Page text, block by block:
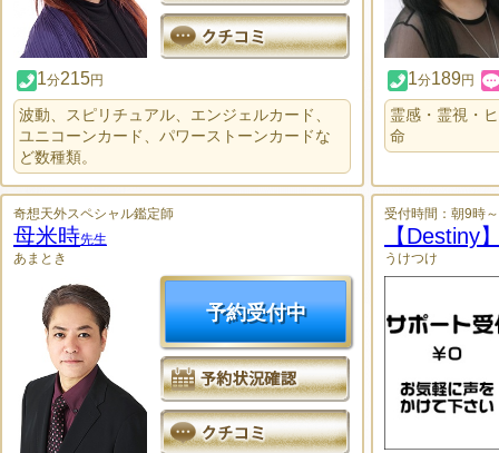
1分215円
波動、スピリチュアル、エンジェルカード、
ユニコーンカード、パワーストーンカードな
ど数種類。
1分189円
霊感・霊視・
命
奇想天外スペシャル鑑定師
母米時先生
あまとき
予約受付中
受付時間：朝9時
【Destiny
うけつけ